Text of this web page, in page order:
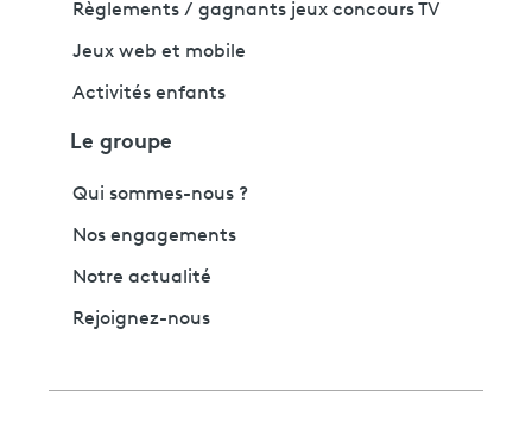
Règlements / gagnants jeux concours TV
Jeux web et mobile
Activités enfants
Le groupe
Qui sommes-nous ?
Nos engagements
Notre actualité
Rejoignez-nous